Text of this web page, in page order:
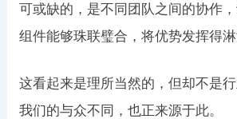
可或缺的，是不同团队之间的协作
组件能够珠联璧合，将优势发挥得淋
这看起来是理所当然的，但却不是行
我们的与众不同，也正来源于此。